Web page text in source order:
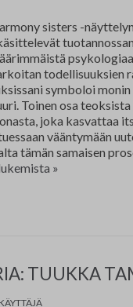
sisters -
todellisuuksien
symboloi monin
Toinen osa
joka kasvattaa
vääntymään
tämän samaisen
Marikka
»
TUUKKA